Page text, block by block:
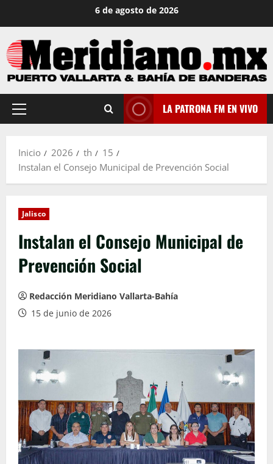
contenido
6 de agosto de 2026
Menú
LA PATRONA FM EN VIVO
Inicio 2026 th
15
Instalan el Consejo Municipal de Prevención Social
Jalisco
Instalan el Consejo Municipal de
Prevención Social
Redacción Meridiano Vallarta-Bahía
15 de junio de 2026